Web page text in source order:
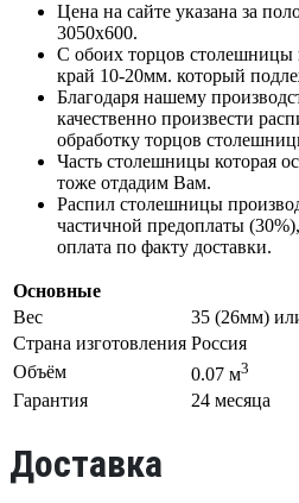
Цена на сайте указана за
3050х600.
С обоих торцов столешницы
край 10-20мм. который
Благодаря нашему
качественно произвести
обработку торцов
Часть столешницы которая
тоже отдадим Вам.
Распил столешницы
частичной предоплаты
оплата по факту доставки.
Основные
Вес
35 (26мм)
Страна изготовления Россия
Объём
0.07 м3
Гарантия 24 месяца
Доставка